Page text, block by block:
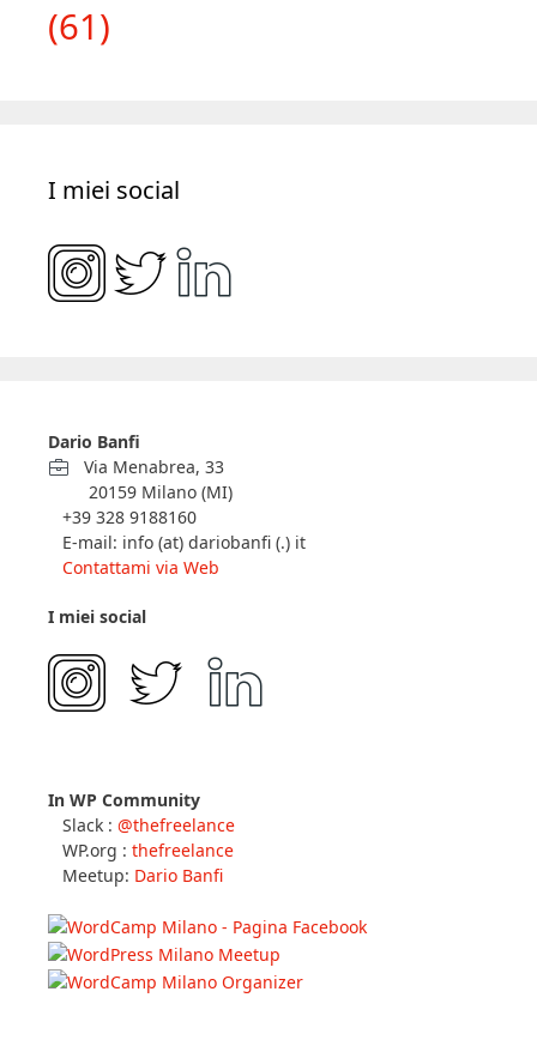
(61)
I miei social
Dario Banfi
Via Menabrea, 33
20159 Milano (MI)
+39 328 9188160
E-mail: info (at) dariobanfi (.) it
Contattami via Web
I miei social
In WP Community
Slack : @thefreelance
WP.org : thefreelance
Meetup: Dario Banfi